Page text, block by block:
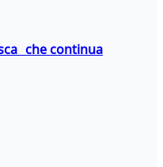
che continua